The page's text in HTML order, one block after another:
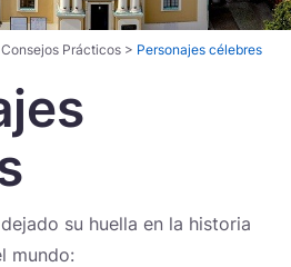
Norsk
Consejos Prácticos > Personajes célebres
su huella en la historia
mundo: